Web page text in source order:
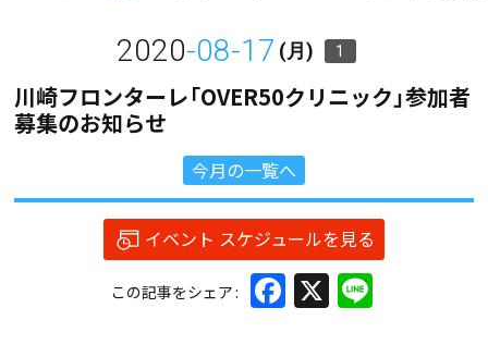
2020-08-17 (月) 1
川崎フロンターレ「OVER50クリニック」参加者
募集のお知らせ
今月の一覧へ
イベント スケジュールを見る
この記事をシェア Facebook
X